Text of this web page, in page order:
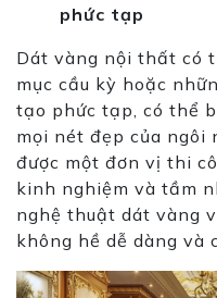
phức tạp
Dát vàng nội thất có
mục cầu kỳ hoặc
tạo phức tạp, có thể
mọi nét đẹp của ngôi
được một đơn vị thi cô
kinh nghiệm và tầm
nghệ thuật dát vàng
không hề dễ dàng và